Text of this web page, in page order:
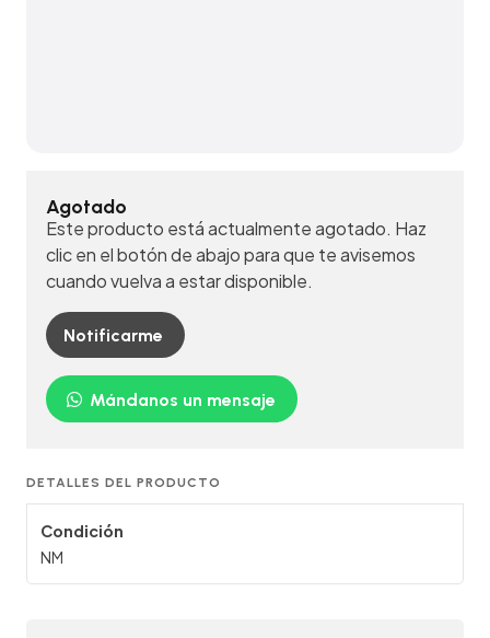
Agotado
Este producto está actualmente agotado. Haz
clic en el botón de abajo para que te avisemos
cuando vuelva a estar disponible.
Notificarme
Mándanos un mensaje
DETALLES DEL PRODUCTO
Condición
NM